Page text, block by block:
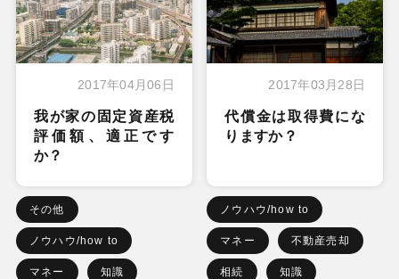
2017年04月06日
我が家の固定資産税
評価額、適正です
か？
その他
ノウハウ/how to
マネー 知識
2017年03月28日
代償金は取得費にな
りますか？
ノウハウ/how to
マネー 不動産売却
相続 知識